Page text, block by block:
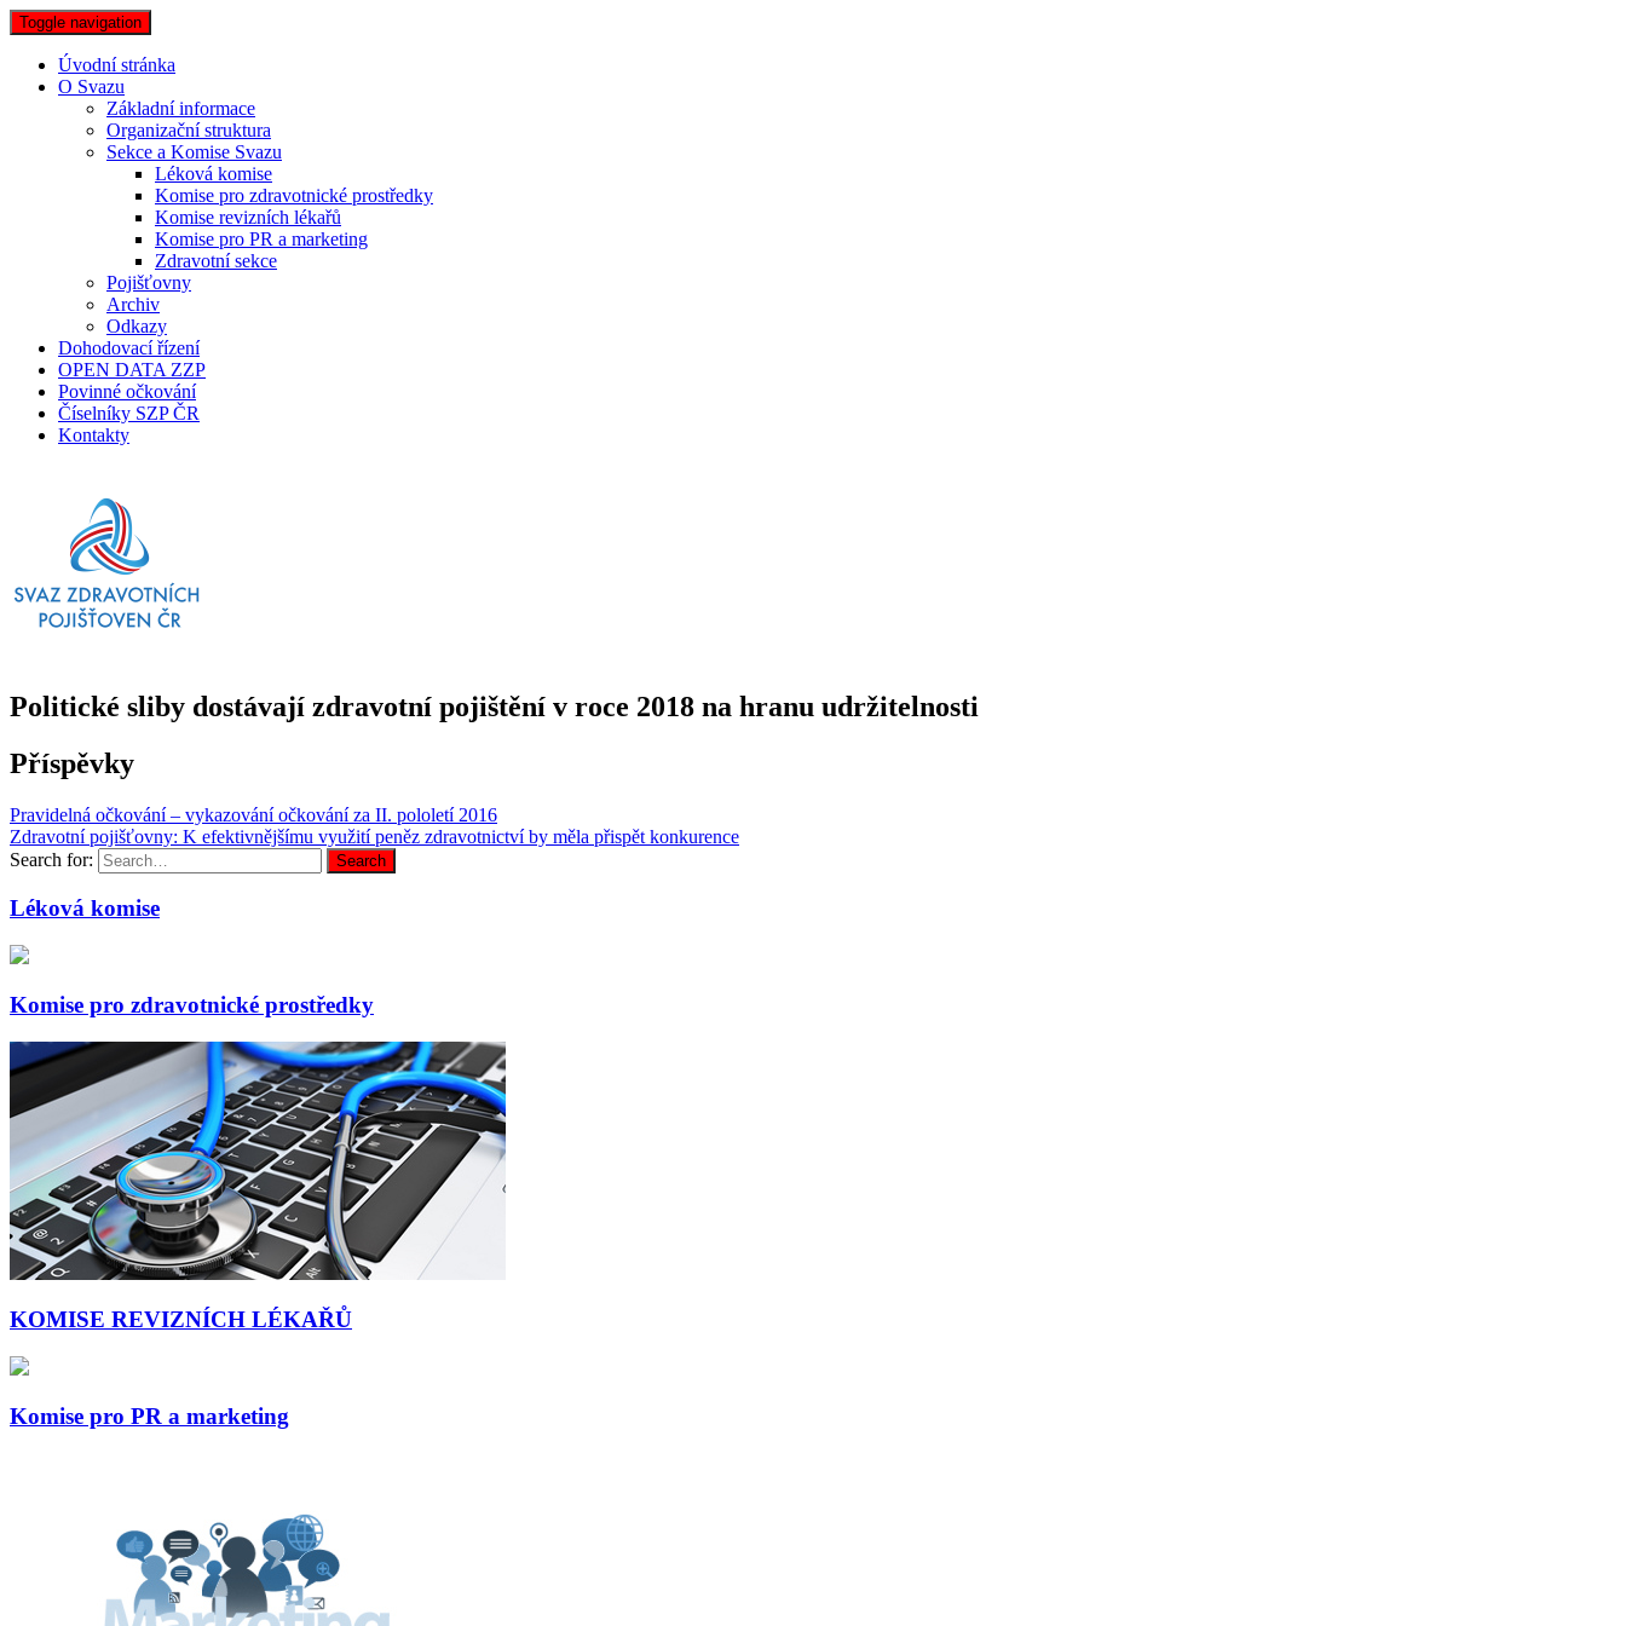
Toggle navigation
Úvodní stránka
O Svazu
Základní informace
Organizační struktura
Sekce a Komise Svazu
Léková komise
Komise pro zdravotnické prostředky
Komise revizních lékařů
Komise pro PR a marketing
Zdravotní sekce
Pojišťovny
Archiv
Odkazy
Dohodovací řízení
OPEN DATA ZZP
Povinné očkování
Číselníky SZP ČR
Kontakty
Politické sliby dostávají zdravotní pojištění v roce 2018 na hranu udržitelnosti
Příspěvky
Pravidelná očkování – vykazování očkování za II. pololetí 2016
Zdravotní pojišťovny: K efektivnějšímu využití peněz zdravotnictví by měla přispět konkurence
Search for:
Search
Léková komise
Komise pro zdravotnické prostředky
KOMISE REVIZNÍCH LÉKAŘŮ
Komise pro PR a marketing